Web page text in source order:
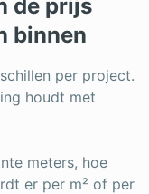
de prijs
binnen
per project.
houdt met
meters, hoe
er per m² of per